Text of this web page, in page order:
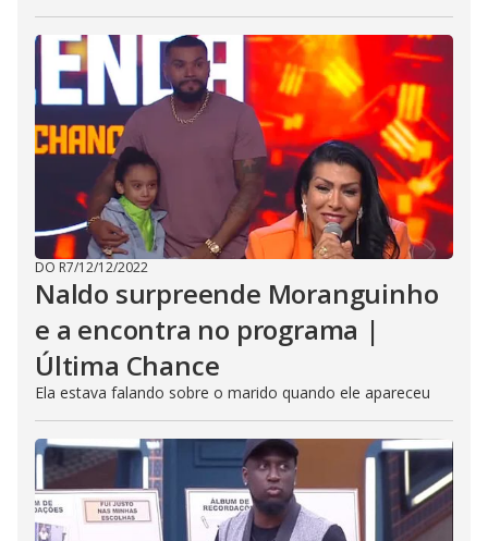
DO R7/12/12/2022
Naldo surpreende Moranguinho
e a encontra no programa |
Última Chance
Ela estava falando sobre o marido quando ele apareceu